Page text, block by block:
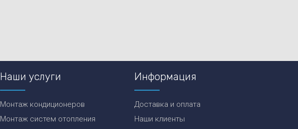
Наши услуги
Монтаж кондиционеров
Монтаж систем отопления
Информация
Доставка и оплата
Наши клиенты